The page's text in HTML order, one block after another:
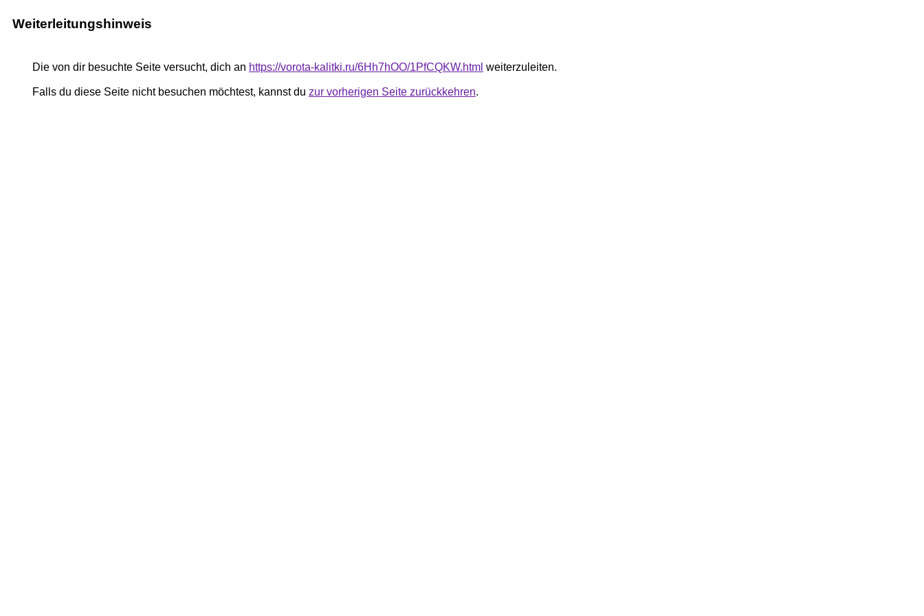
Weiterleitungshinweis
Die von dir besuchte Seite versucht, dich an https://vorota-kalitki.ru/6Hh7hOO/1PfCQKW.html weiterzuleiten.
Falls du diese Seite nicht besuchen möchtest, kannst du zur vorherigen Seite zurückkehren.